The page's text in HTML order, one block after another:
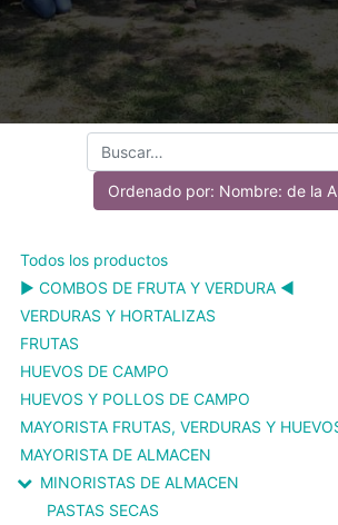
Ordenado por: Nombre: de la
Todos los productos
▶️ COMBOS DE FRUTA Y VERDURA ◀️
VERDURAS Y HORTALIZAS
FRUTAS
HUEVOS DE CAMPO
HUEVOS Y POLLOS DE CAMPO
MAYORISTA FRUTAS, VERDURAS Y
MAYORISTA DE ALMACEN
MINORISTAS DE ALMACEN
PASTAS SECAS